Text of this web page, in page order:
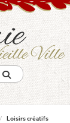
Recherche
/ Loisirs créatifs